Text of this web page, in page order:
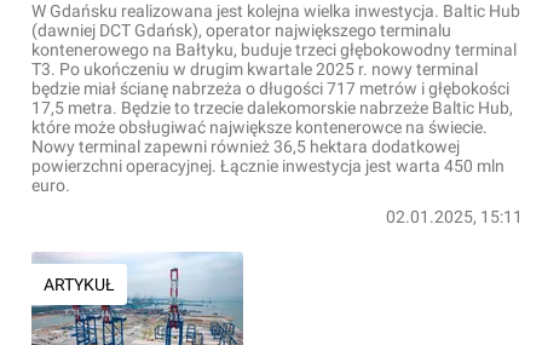
W Gdańsku realizowana jest kolejna wielka inwestycja. Baltic Hub
(dawniej DCT Gdańsk), operator największego terminalu
kontenerowego na Bałtyku, buduje trzeci głębokowodny terminal
T3. Po ukończeniu w drugim kwartale 2025 r. nowy terminal
będzie miał ścianę nabrzeża o długości 717 metrów i głębokości
17,5 metra. Będzie to trzecie dalekomorskie nabrzeże Baltic Hub,
które może obsługiwać największe kontenerowce na świecie.
Nowy terminal zapewni również 36,5 hektara dodatkowej
powierzchni operacyjnej. Łącznie inwestycja jest warta 450 mln
euro.
02.01.2025, 15:11
ARTYKUŁ